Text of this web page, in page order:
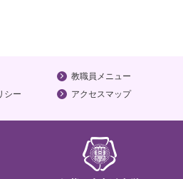
教職員メニュー
シー アクセスマップ